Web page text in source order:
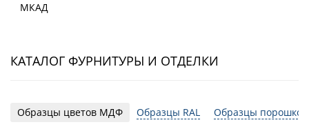
МКАД
КАТАЛОГ ФУРНИТУРЫ И ОТДЕЛКИ
Образцы цветов МДФ Образцы RAL Образцы